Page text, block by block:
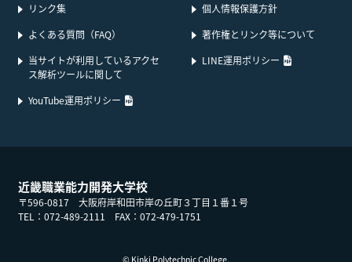
リンク集
個人情報保護方針
よくある質問（FAQ）
著作権とリンク等について
当サイトが利用しているアクセ
ス解析ツールに関して
LINE運用ポリシー PDFファイル
YouTube運用ポリシー PDFファイルへリンク
近畿職業能力開発大学校
〒596-0817 大阪府岸和田市岸の丘町３丁目１番１号
TEL： 072-489-2111 FAX：072-479-1751
© Kinki Polytechnic College.